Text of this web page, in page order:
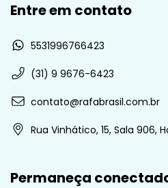
Entre em contato
5531996766423
(31) 9 9676-6423
contato@rafabrasil.com.br
Rua Vinhático, 15, Sala 906,
Permaneça